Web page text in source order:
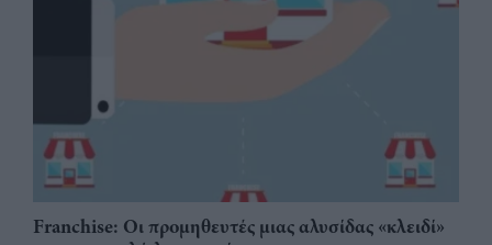
Franchise: Οι προμηθευτές μιας αλυσίδας «κλειδί»